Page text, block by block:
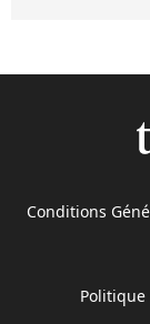
Conditions